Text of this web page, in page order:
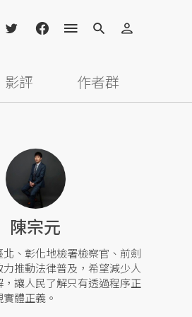
影評 作者群
陳宗元
、彰化地檢署檢察官、前劍
推動法律普及，希望減少人
讓人民了解只有透過程序正
體正義。